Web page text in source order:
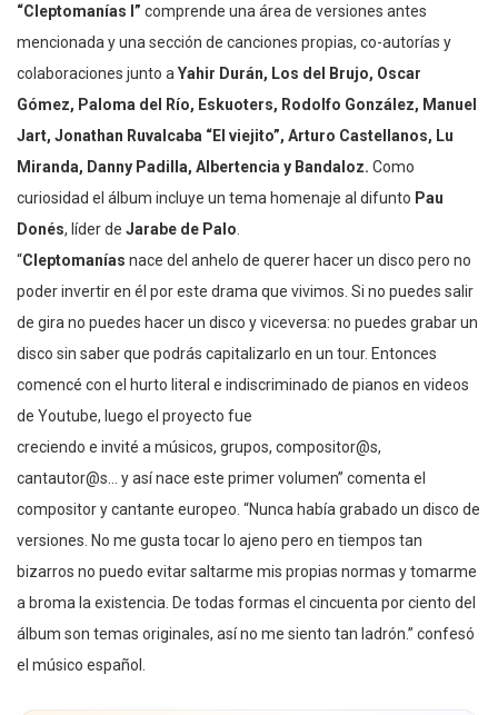
“Cleptomanías I” comprende una área de versiones antes
mencionada y una sección de canciones propias, co-autorías y
colaboraciones junto aYahir Durán, Los del Brujo, Oscar
Gómez, Paloma del Río, Eskuoters, Rodolfo González, Manuel
Jart, Jonathan Ruvalcaba “El viejito”, Arturo Castellanos, Lu
Miranda, Danny Padilla, Albertencia y Bandaloz. Como
curiosidad el álbum incluye un tema homenaje al difunto Pau
Donés, líder de Jarabe de Palo.
“Cleptomanías nace del anhelo de querer hacer un disco pero no
poder invertir en él por este drama que vivimos. Si no puedes salir
de gira no puedes hacer un disco y viceversa: no puedes grabar un
disco sin saber que podrás capitalizarlo en un tour. Entonces
comencé con el hurto literal e indiscriminado de pianos en videos
de Youtube, luego el proyecto fue
creciendo e invité a músicos, grupos, compositor@s,
cantautor@s… y así nace este primer volumen” comenta el
compositor y cantante europeo. “Nunca había grabado un disco de
versiones. No me gusta tocar lo ajeno pero en tiempos tan
bizarros no puedo evitar saltarme mis propias normas y tomarme
a broma la existencia. De todas formas el cincuenta por ciento del
álbum son temas originales, así no me siento tan ladrón.” confesó
el músico español.